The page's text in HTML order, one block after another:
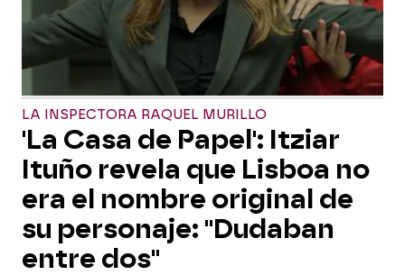
LA INSPECTORA RAQUEL MURILLO
'La Casa de Papel': Itziar
Ituño revela que Lisboa no
era el nombre original de
su personaje: "Dudaban
entre dos"